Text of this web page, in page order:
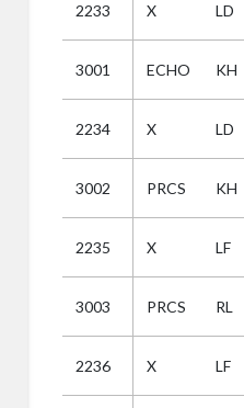
2233 X LD
3001 ECHO KH
2234 X LD
3002 PRCS KH
2235 X LF
3003 PRCS RL
2236 X LF